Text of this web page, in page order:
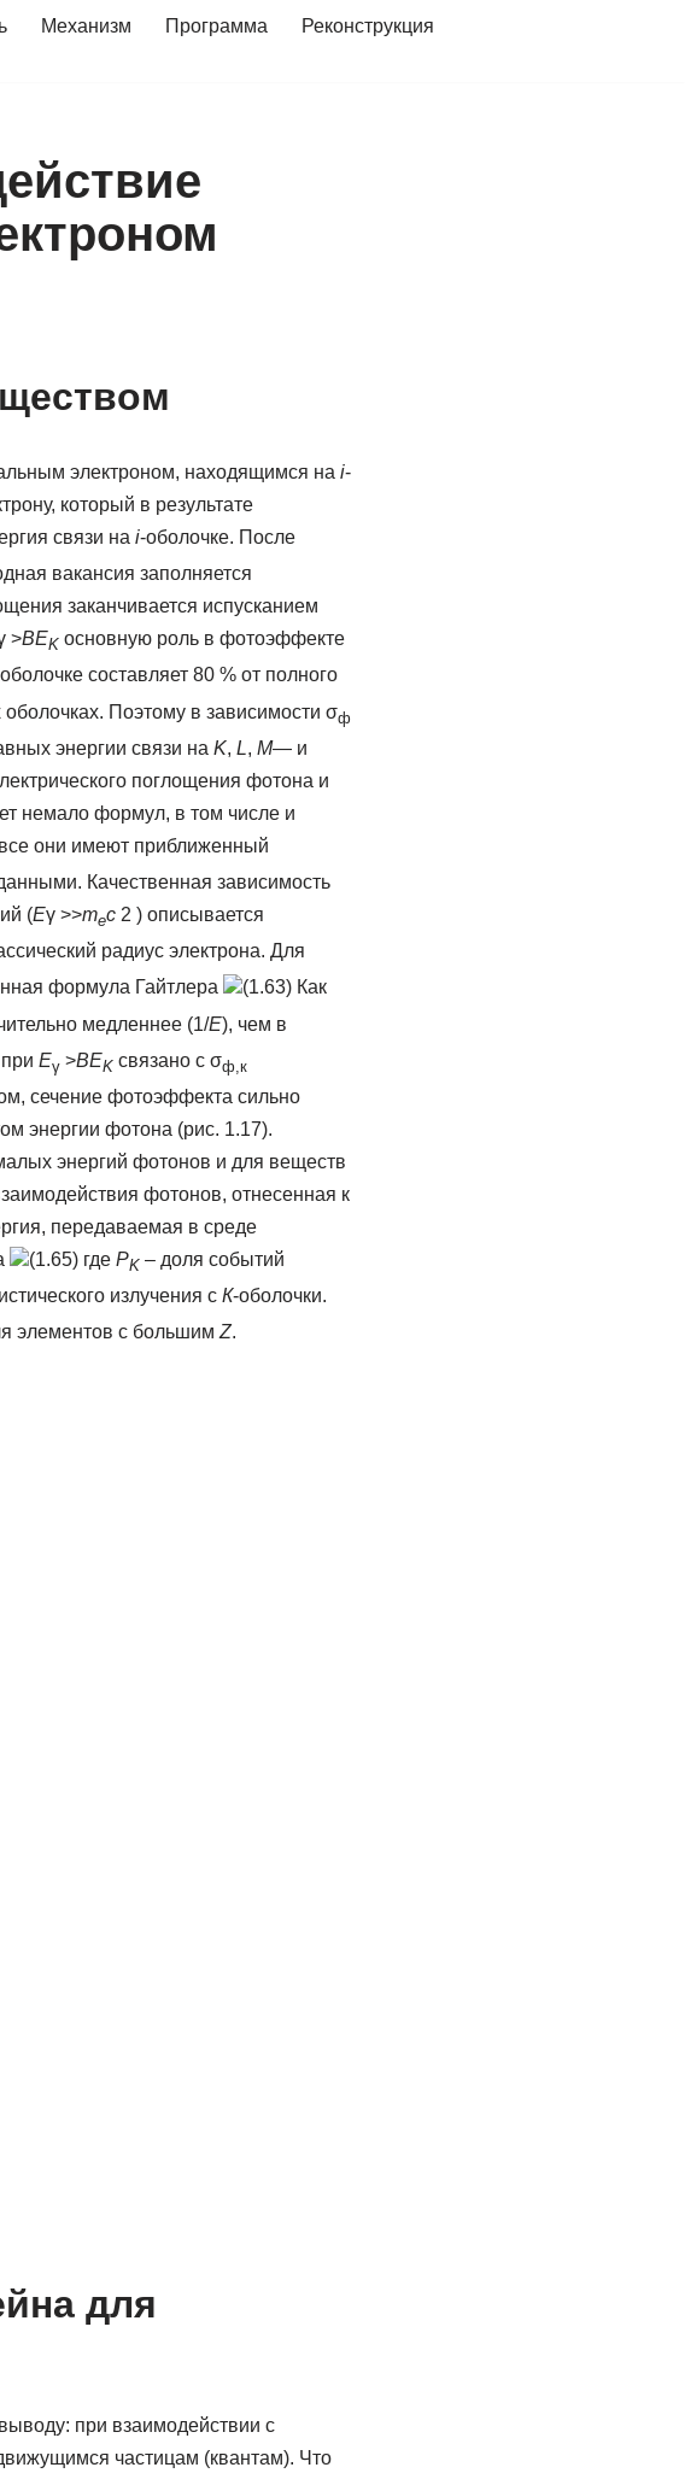
Механизм Программа
Реконструкция
электроном, находящимся на i-
который в результате
связи на i-оболочке. После
вакансия заполняется
заканчивается испусканием
>BEKосновную роль в фотоэффекте
составляет 80 % от полного
Поэтому в зависимости σф
энергии связи на K, L, M— и
поглощения фотона и
немало формул, в том числе и
они имеют приближенный
Качественная зависимость
(Eγ >>mec2 ) описывается
радиус электрона. Для
формула Гайтлера
(1.63) Как
медленнее (1/E), чем в
Eγ>BEKсвязано с σф,к
сечение фотоэффекта сильно
энергии фотона (рис. 1.17).
энергий фотонов и для веществ
фотонов, отнесенная к
передаваемая в среде
(1.65) где PK– доля событий
излучения с К-оболочки.
элементов с большим Z.
для
при взаимодействии с
частицам (квантам). Что